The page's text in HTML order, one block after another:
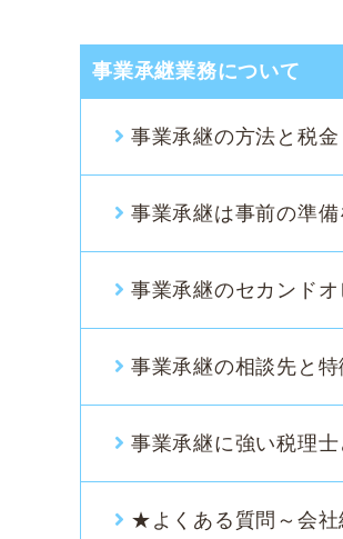
事業承継業務について
事業承継の方法と税金
事業承継は事前の準
事業承継のセカンド
事業承継の相談先と特
事業承継に強い税理士
★よくある質問～会社